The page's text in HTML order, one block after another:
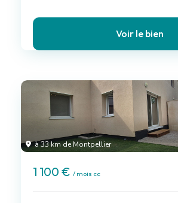
Voir le bien
à 33 km de Montpellier
1 100 € / mois cc